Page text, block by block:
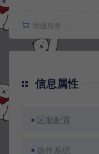
增值服务：
信息属性
区服配置
操作系统